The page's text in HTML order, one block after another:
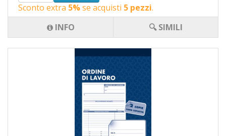
Sconto extra 5%se acquisti 5 pezzi.
INFO
🔍 SIMILI